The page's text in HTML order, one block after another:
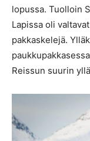
lopussa. Tuolloin
Lapissa oli
pakkaskelejä.
Reissun suurin